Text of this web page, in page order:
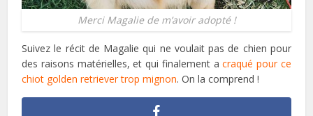
Merci Magalie de m’avoir adopté !
Suivez le récit de Magalie qui ne voulait pas de chien pour
des raisons matérielles, et qui finalement acraqué pour ce
chiot golden retriever trop mignon. On la comprend !